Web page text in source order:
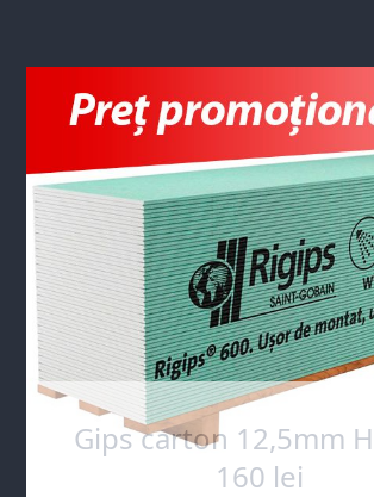
Gips carton 12,5mm
160 lei